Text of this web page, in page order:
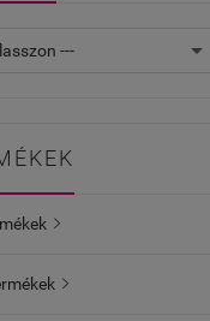

